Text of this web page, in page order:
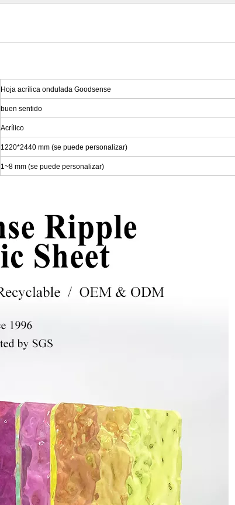
Hoja acrílica ondulada Goodsense
buen sentido
Acrílico
1220*2440 mm (se puede personalizar)
1~8 mm (se puede personalizar)